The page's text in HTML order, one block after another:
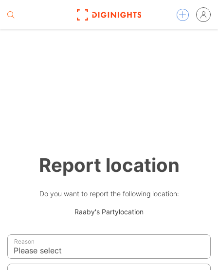
Report location
Do you want to report the following location:
Raaby's Partylocation
Reason